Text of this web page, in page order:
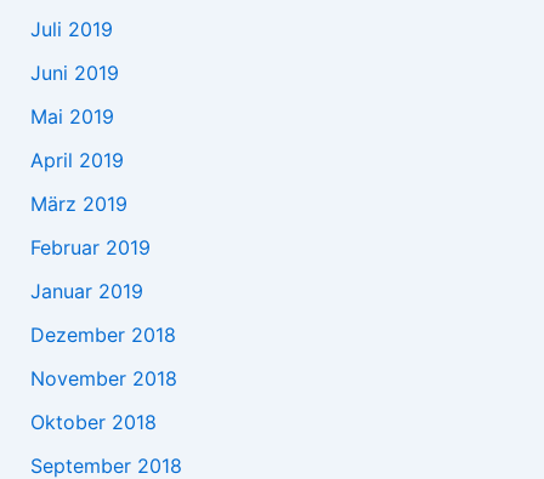
Juli 2019
Juni 2019
Mai 2019
April 2019
März 2019
Februar 2019
Januar 2019
Dezember 2018
November 2018
Oktober 2018
September 2018